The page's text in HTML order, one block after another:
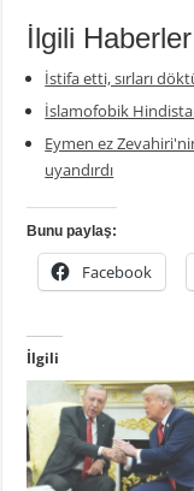
İlgili Haberler
İstifa etti, sırları
İslamofobik
Eymen ez
uyandırdı
Bunu paylaş:
Facebook
İlgili